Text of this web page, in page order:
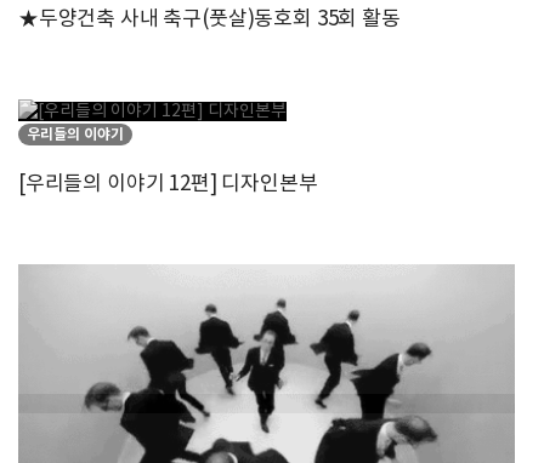
★두양건축 사내 축구(풋살)동호회 35회 활동
우리들의 이야기
[우리들의 이야기 12편] 디자인본부